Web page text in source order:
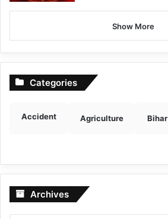
Show More
Categories
Accident Agriculture Bihar
Archives Archives